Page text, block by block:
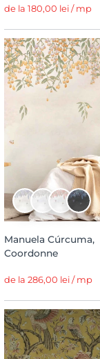
de la 180,00 lei / mp
Manuela Cúrcuma,
Coordonne
de la 286,00 lei / mp